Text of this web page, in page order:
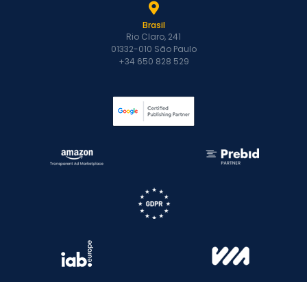
Brasil
Rio Claro, 241
01332-010 São Paulo
+34 650 828 529